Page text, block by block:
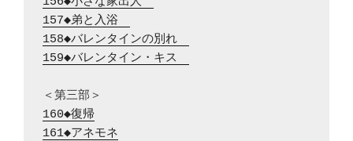
157◆弟と入浴
158◆バレンタインの別れ
159◆バレンタイン・キス
160◆復帰
161◆アネモネ